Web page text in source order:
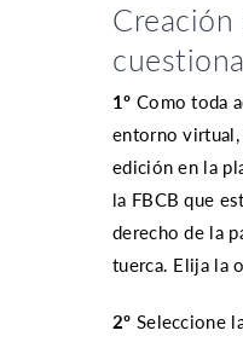
Creación
1º Como toda
entorno virtual,
edición en la
la FBCB que
derecho de la
tuerca. Elija la
2º Seleccione